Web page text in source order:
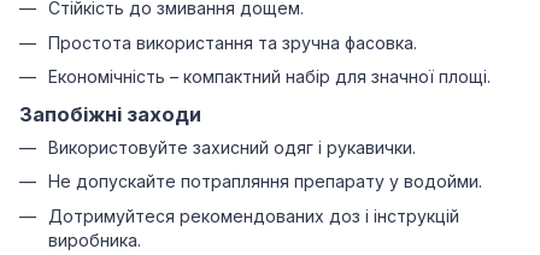
Стійкість до змивання дощем.
Простота використання та зручна фасовка.
Економічність – компактний набір для значної площі.
Запобіжні заходи
Використовуйте захисний одяг і рукавички.
Не допускайте потрапляння препарату у водойми.
Дотримуйтеся рекомендованих доз і інструкцій
виробника.